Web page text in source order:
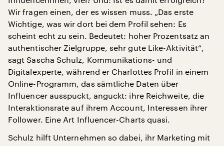
Wir fragen einen, der es wissen muss. „Das erste
Wichtige, was wir dort bei dem Profil sehen: Es
scheint echt zu sein. Bedeutet: hoher Prozentsatz an
authentischer Zielgruppe, sehr gute Like-Aktivität“,
sagt Sascha Schulz, Kommunikations- und
Digitalexperte, während er Charlottes Profil in einem
Online-Programm, das sämtliche Daten über
Influencer ausspuckt, anguckt: ihre Reichweite, die
Interaktionsrate auf ihrem Account, Interessen ihrer
Follower. Eine Art Influencer-Charts quasi.
Schulz hilft Unternehmen so dabei, ihr Marketing mit